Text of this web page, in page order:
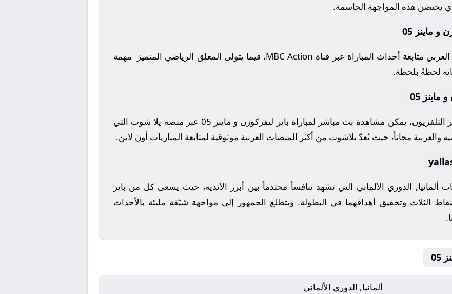
يحتضن هذه المواجهة الحاسمة.
و ماينز 05
متابعة أحداث المباراة عبر قناة MBC Action، فيما يتولى المعلق الرياضي المتميز مهمة
لحظةً بلحظة.
05
التلفزيون، يمكن مشاهدة بث مباشر لمباراة باير ليفركوزن و ماينز 05 عبر منصة يلا شوت التي
والعربية مجاناً، حيث تُعدّ يلاشوت من أكثر المنصات العربية موثوقية لمتابعة المباريات أون لاين.
ألمانيا, الدوري الألماني التي تشهد تنافساً محتدماً بين أبرز الأندية، حيث يسعى كل من باير
الثلاث وتحقيق أهدافهما في البطولة. ويتطلع الجمهور إلى مواجهة شيّقة مليئة بالأحداث
.
ألمانيا, الدوري الألماني